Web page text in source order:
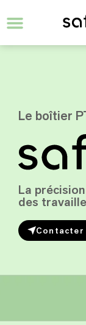
Le boîtier
La
des
Contacter